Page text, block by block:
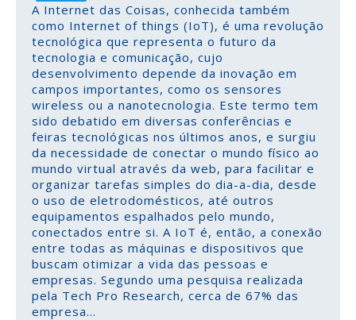
A Internet das Coisas, conhecida também
como Internet of things (IoT), é uma revolução
tecnológica que representa o futuro da
tecnologia e comunicação, cujo
desenvolvimento depende da inovação em
campos importantes, como os sensores
wireless ou a nanotecnologia. Este termo tem
sido debatido em diversas conferências e
feiras tecnológicas nos últimos anos, e surgiu
da necessidade de conectar o mundo físico ao
mundo virtual através da web, para facilitar e
organizar tarefas simples do dia-a-dia, desde
o uso de eletrodomésticos, até outros
equipamentos espalhados pelo mundo,
conectados entre si. A IoT é, então, a conexão
entre todas as máquinas e dispositivos que
buscam otimizar a vida das pessoas e
empresas. Segundo uma pesquisa realizada
pela Tech Pro Research, cerca de 67% das
empresa...